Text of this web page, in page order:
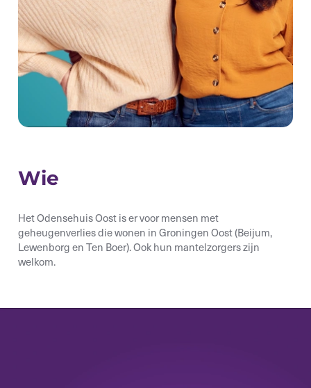
Wie
Het Odensehuis Oost is er voor mensen met
geheugenverlies die wonen in Groningen Oost(Beijum,
Lewenborg en Ten Boer).Ook hun mantelzorgers zijn
welkom.